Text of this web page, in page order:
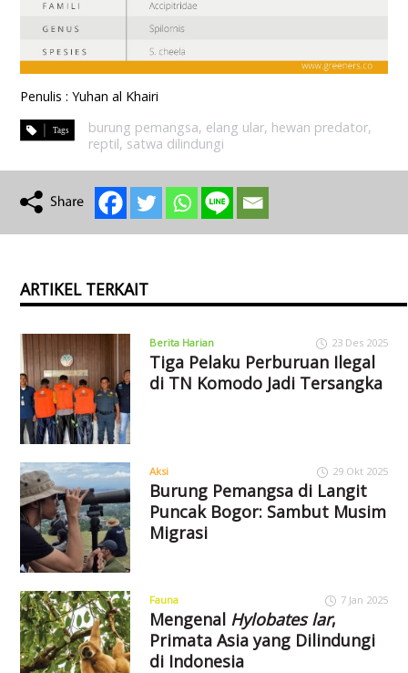
Penulis : Yuhan al Khairi
burung pemangsa, elang ular, hewan predator,
reptil, satwa dilindungi
ARTIKEL TERKAIT
Berita Harian 23 Des 2025
Tiga Pelaku Perburuan Ilegal
di TN Komodo Jadi Tersangka
Aksi 29 Okt 2025
Burung Pemangsa di Langit
Puncak Bogor: Sambut Musim
Migrasi
Fauna 7 Jan 2025
Mengenal Hylobates lar,
Primata Asia yang Dilindungi
di Indonesia